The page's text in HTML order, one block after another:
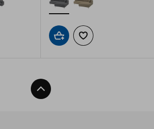
αγαπημένα Προσθήκη στο καλάθι
Προσθήκη στα
Back To Top